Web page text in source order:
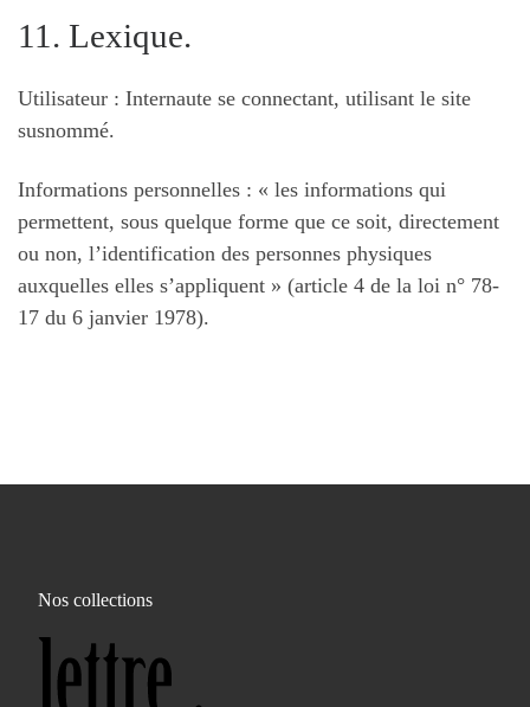
11. Lexique.
Utilisateur : Internaute se connectant, utilisant le site
susnommé.
Informations personnelles : « les informations qui
permettent, sous quelque forme que ce soit, directement
ou non, l’identification des personnes physiques
auxquelles elles s’appliquent » (article 4 de la loi n° 78-
17 du 6 janvier 1978).
Nos collections